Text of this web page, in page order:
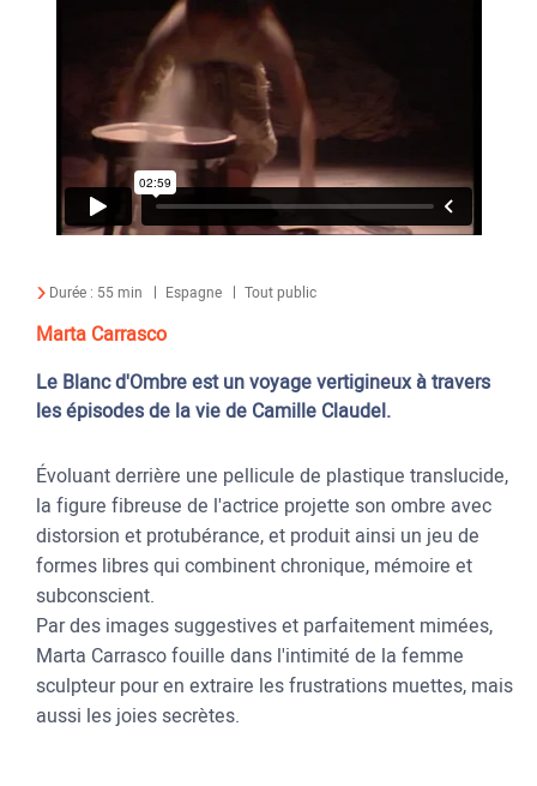
Durée : 55 min Espagne Tout public
Marta Carrasco
Le Blanc d'Ombre est un voyage vertigineux à travers
les épisodes de la vie de Camille Claudel.
Évoluant derrière une pellicule de plastique translucide,
la figure fibreuse de l'actrice projette son ombre avec
distorsion et protubérance, et produit ainsi un jeu de
formes libres qui combinent chronique, mémoire et
subconscient.
Par des images suggestives et parfaitement mimées,
Marta Carrasco fouille dans l'intimité de la femme
sculpteur pour en extraire les frustrations muettes, mais
aussi les joies secrètes.